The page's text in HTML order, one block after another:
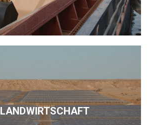
LANDWIRTSCHAFT